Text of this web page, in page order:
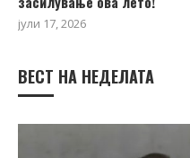
јули 17, 2026
ВЕСТ НА НЕДЕЛАТА